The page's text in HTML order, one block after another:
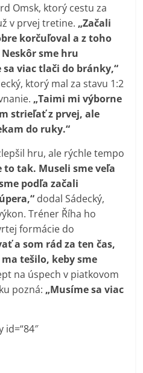
Omsk, ktorý cestu za
v prvej tretine. „Začali
korčuľoval a z toho
sme hru
viac tlači do bránky,“
ktorý mal za stavu 1:2
„Taimi mi výborne
strieľať z prvej, ale
do ruky.“
hru, ale rýchle tempo
to tak. Museli sme veľa
podľa začali
dodal Sádecký,
Tréner Říha ho
formácie do
a som rád za ten čas,
tešilo, keby sme
na úspech v piatkovom
pozná: „Musíme sa viac
id=“84″